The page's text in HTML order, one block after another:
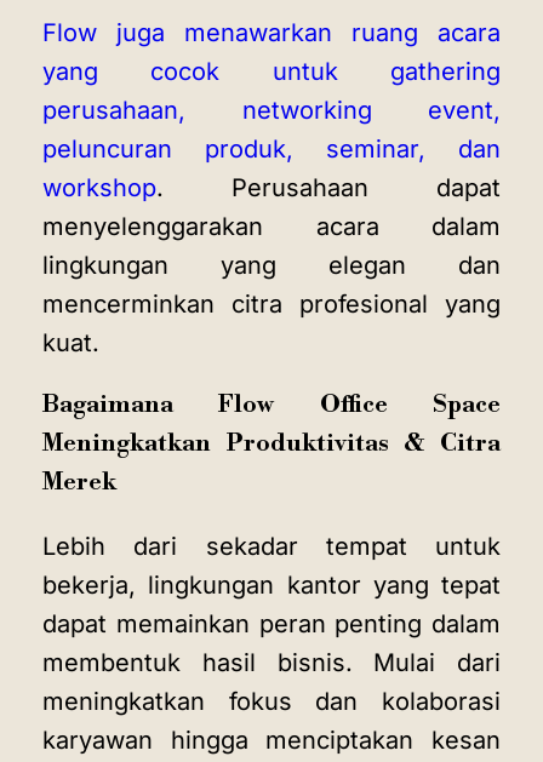
Flow juga menawarkan ruang acara
yang cocok untuk gathering
perusahaan, networking event,
peluncuran produk, seminar, dan
workshop. Perusahaan dapat
menyelenggarakan acara dalam
lingkungan yang elegan dan
mencerminkan citra profesional yang
kuat.
Bagaimana Flow Office Space
Meningkatkan Produktivitas & Citra
Merek
Lebih dari sekadar tempat untuk
bekerja, lingkungan kantor yang tepat
dapat memainkan peran penting dalam
membentuk hasil bisnis. Mulai dari
meningkatkan fokus dan kolaborasi
karyawan hingga menciptakan kesan